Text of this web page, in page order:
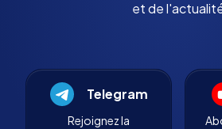
et de
Telegram
Rejoignez la